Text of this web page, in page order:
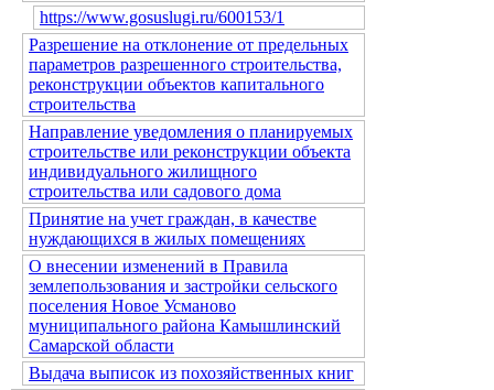
https://www.gosuslugi.ru/600153/1
Разрешение на отклонение от предельных
параметров разрешенного строительства,
реконструкции объектов капитального
строительства
Направление уведомления о планируемых
строительстве или реконструкции объекта
индивидуального жилищного
строительства или садового дома
Принятие на учет граждан, в качестве
нуждающихся в жилых помещениях
О внесении изменений в Правила
землепользования и застройки сельского
поселения Новое Усманово
муниципального района Камышлинский
Самарской области
Выдача выписок из похозяйственных книг